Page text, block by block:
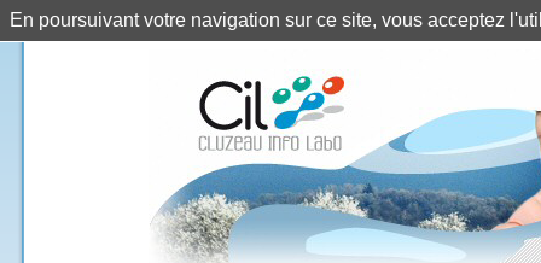
En poursuivant votre navigation sur ce site, vous acceptez